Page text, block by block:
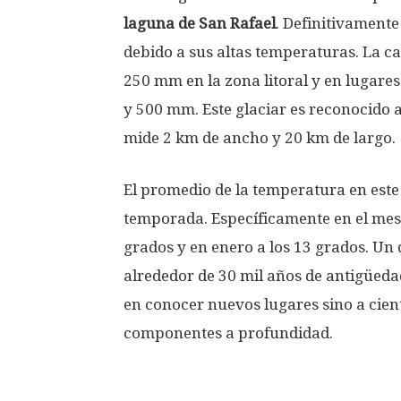
laguna de San Rafael.
debido a sus altas temperaturas. La
250 mm en la zona litoral y en
y 500 mm. Este glaciar es
mide 2 km de ancho y 20 km de largo.
El promedio de la temperatura en
temporada. Específicamente en el
grados y en enero a los 13 grados.
alrededor de 30 mil años de
en conocer nuevos lugares sino a
componentes a profundidad.